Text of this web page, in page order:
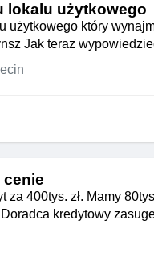
lokalu użytkowego
który
Jak teraz
cenie
400tys. zł. Mamy
kredytowy